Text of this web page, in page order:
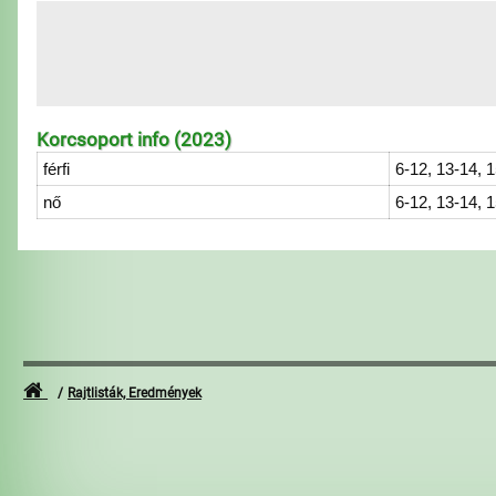
Korcsoport info (2023)
férfi
6-12, 13-14,
nő
6-12, 13-14,
Rajtlisták, Eredmények